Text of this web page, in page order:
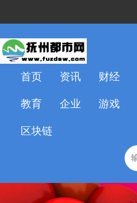
首页 资讯 财经
教育 企业 游戏
区块链